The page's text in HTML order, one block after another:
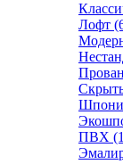
Лофт
ПВХ